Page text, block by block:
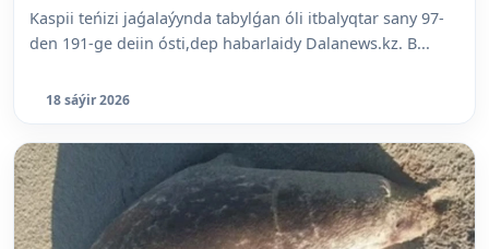
Kaspii teńizi jaǵalaýynda tabylǵan óli itbalyqtar sany 97-
den 191-ge deiin ósti,dep habarlaidy Dalanews.kz. B...
18 sáýir 2026